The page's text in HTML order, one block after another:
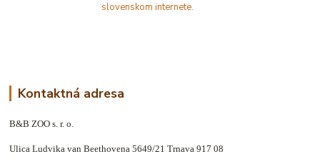
Kontaktná adresa
B&B ZOO s. r. o.
Ulica Ludvika van Beethovena 5649/21 Trnava 917 08